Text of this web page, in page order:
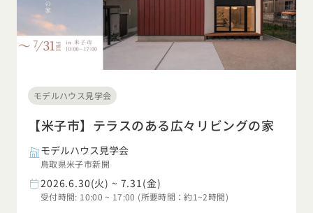
モデルハウス見学会
【米子市】テラスのある広々リビングの家
モデルハウス見学会
鳥取県米子市新開
2026.6.30(火) ~ 7.31(金)
受付時間: 10:00 ~ 17:00 (所要時間：約1~2時間)